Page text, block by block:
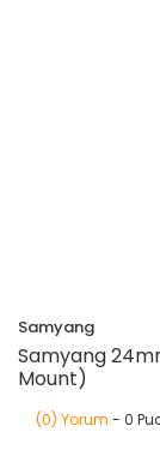
Samyang
Samyang
Mount)
(0) Yorum - 0